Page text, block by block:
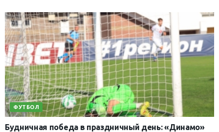
ФУТБОЛ
Будничная победа в праздничный день: «Динамо»